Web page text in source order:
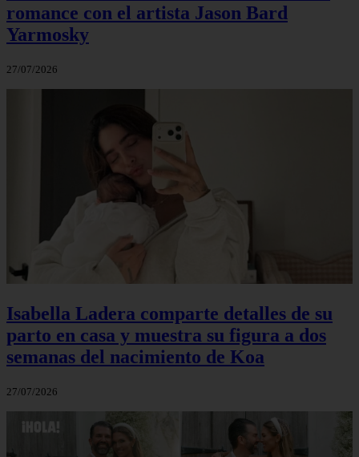
romance con el artista Jason Bard
Yarmosky
27/07/2026
Isabella Ladera comparte detalles de su
parto en casa y muestra su figura a dos
semanas del nacimiento de Koa
27/07/2026